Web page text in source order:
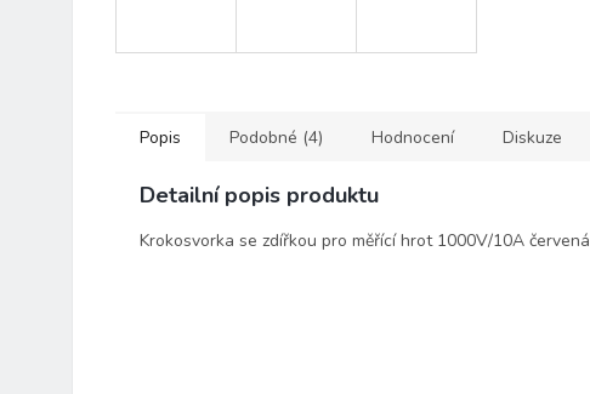
Popis Podobné (4) Hodnocení Diskuze
Detailní popis produktu
Krokosvorka se zdířkou pro měřící hrot 1000V/10A červená